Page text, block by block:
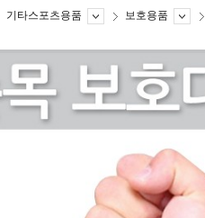
기타스포츠용품 보호용품